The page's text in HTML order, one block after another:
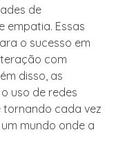
de
empatia. Essas
o sucesso em
com
disso, as
uso de redes
tornando cada vez
mundo onde a